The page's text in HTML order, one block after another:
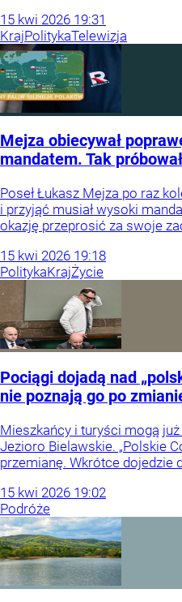
15 kwi 2026 19:31
KrajPolitykaTelewizja
Mejza obiecywał
mandatem. Tak
Poseł Łukasz Mejza po raz
i przyjąć musiał wysoki
okazję przeprosić za swoje
15 kwi 2026 19:18
PolitykaKrajŻycie
Pociągi dojadą nad
nie poznają go po
Mieszkańcy i turyści mogą
Jezioro Bielawskie. „Polskie
przemianę. Wkrótce dojedzie
15 kwi 2026 19:02
Podróże